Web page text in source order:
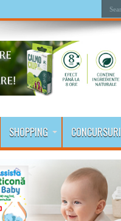
SHOPPING CONCURSURI